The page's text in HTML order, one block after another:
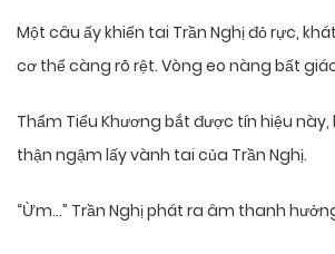
Một câu ấy khiến tai Trần Nghị đỏ rực,
cơ thể càng rõ rệt. Vòng eo nàng bất
Thẩm Tiểu Khương bắt được tín hiệu
thận ngậm lấy vành tai của Trần Nghị.
“Ừm…” Trần Nghị phát ra âm thanh